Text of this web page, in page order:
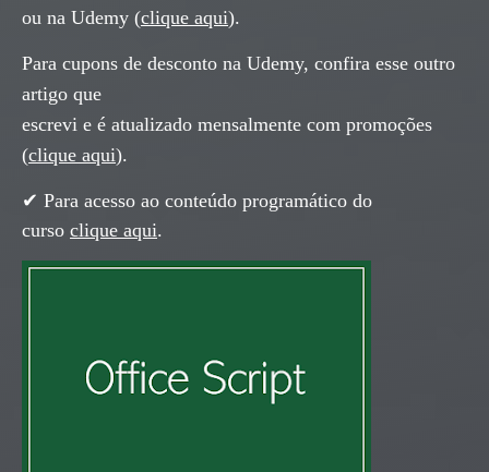
ou na Udemy (clique aqui).
Para cupons de desconto na Udemy, confira esse outro
artigo que
escrevi e é atualizado mensalmente com promoções
(clique aqui).
✔ Para acesso ao conteúdo programático do
curso clique aqui.